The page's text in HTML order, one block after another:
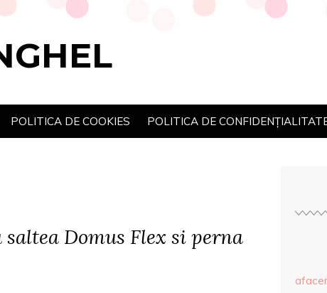
POLITICA DE COOKIES POLITICA DE
Domus Flex si perna